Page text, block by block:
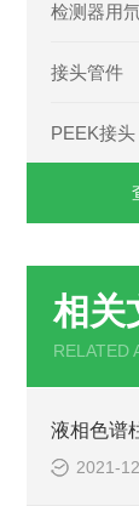
检测器用
接头管件
PEEK接头
相关
RELATED
2021-